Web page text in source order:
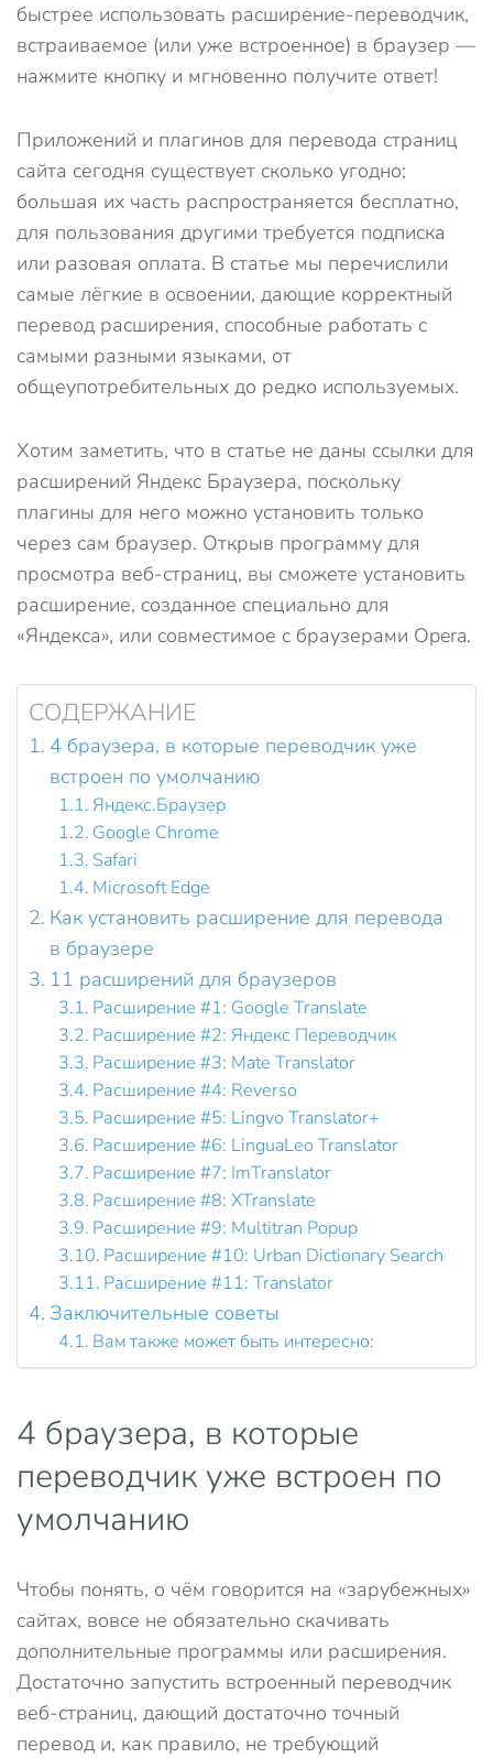
быстрее использовать расширение-переводчик,
встраиваемое (или уже встроенное) в браузер —
нажмите кнопку и мгновенно получите ответ!
Приложений и плагинов для перевода страниц
сайта сегодня существует сколько угодно;
большая их часть распространяется бесплатно,
для пользования другими требуется подписка
или разовая оплата. В статье мы перечислили
самые лёгкие в освоении, дающие корректный
перевод расширения, способные работать с
самыми разными языками, от
общеупотребительных до редко используемых.
Хотим заметить, что в статье не даны ссылки для
расширений Яндекс Браузера, поскольку
плагины для него можно установить только
через сам браузер. Открыв программу для
просмотра веб-страниц, вы сможете установить
расширение, созданное специально для
«Яндекса», или совместимое с браузерами Opera.
СОДЕРЖАНИЕ
4 браузера, в которые переводчик уже
встроен по умолчанию
Яндекс.Браузер
Google Chrome
Safari
Microsoft Edge
Как установить расширение для перевода
в браузере
11 расширений для браузеров
Расширение #1: Google Translate
Расширение #2: Яндекс Переводчик
Расширение #3: Mate Translator
Расширение #4: Reverso
Расширение #5: Lingvo Translator+
Расширение #6: LinguaLeo Translator
Расширение #7: ImTranslator
Расширение #8: XTranslate
Расширение #9: Multitran Popup
Расширение #10: Urban Dictionary Search
Расширение #11: Translator
Заключительные советы
Вам также может быть интересно:
4 браузера, в которые
переводчик уже встроен по
умолчанию
Чтобы понять, о чём говорится на «зарубежных»
сайтах, вовсе не обязательно скачивать
дополнительные программы или расширения.
Достаточно запустить встроенный переводчик
веб-страниц, дающий достаточно точный
перевод и, как правило, не требующий